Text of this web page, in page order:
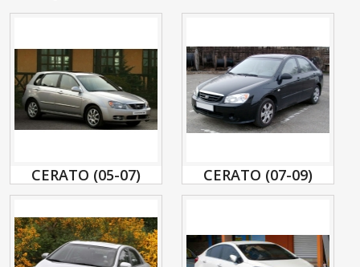
CERATO (05-07) CERATO (07-09)